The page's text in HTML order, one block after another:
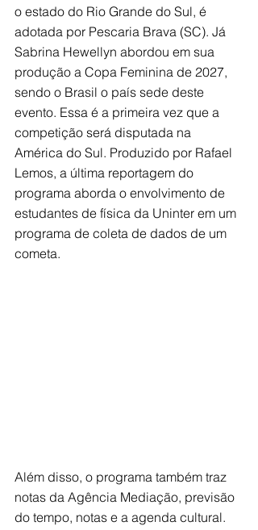
o estado do Rio Grande do Sul, é
adotada por Pescaria Brava (SC). Já
Sabrina Hewellyn abordou em sua
produção a Copa Feminina de 2027,
sendo o Brasil o país sede deste
evento. Essa é a primeira vez que a
competição será disputada na
América do Sul. Produzido por Rafael
Lemos, a última reportagem do
programa aborda o envolvimento de
estudantes de física da Uninter em um
programa de coleta de dados de um
cometa.
Além disso, o programa também traz
notas da Agência Mediação, previsão
do tempo, notas e a agenda cultural.